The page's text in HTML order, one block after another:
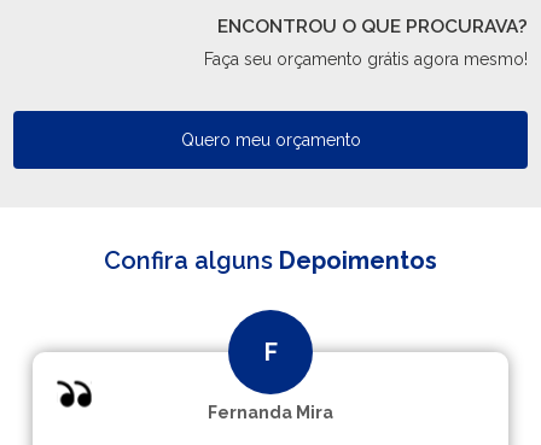
ENCONTROU O QUE PROCURAVA?
Faça seu orçamento grátis agora mesmo!
Quero meu orçamento
Confira alguns Depoimentos
Fernanda Mira